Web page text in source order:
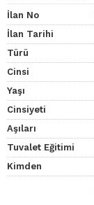
İlan No
İlan Tarihi
Türü
Cinsi
Yaşı
Cinsiyeti
Aşıları
Tuvalet Eğitimi
Kimden